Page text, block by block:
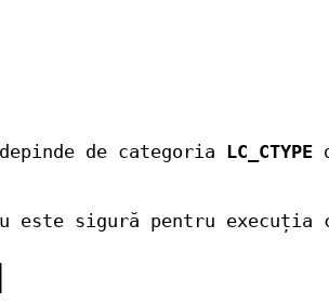
de categoria LC_CTYPE
este sigură pentru execuția